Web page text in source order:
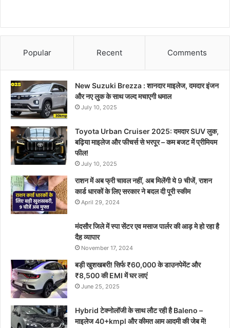
Popular Recent Comments
New Suzuki Brezza : शानदार माइलेज, दमदार इंजन
और नए लुक के साथ जल्द मचाएगी धमाल
July 10, 2025
Toyota Urban Cruiser 2025: दमदार SUV लुक,
बढ़िया माइलेज और फीचर्स से भरपूर – कम बजट में प्रीमियम
फील!
July 10, 2025
राशन में अब फ्री चावल नहीं, अब मिलेंगी ये 9 चीजें, राशन
कार्ड धारकों के लिए सरकार ने बदल दी पूरी स्कीम
April 29, 2024
मंदसौर जिले में स्पा सेंटर एव मसाज पार्लर की आड़ मे हो रहा है
दैह व्यापार
November 17, 2024
बड़ी खुशखबरी! सिर्फ ₹60,000 के डाउनपेमेंट और
₹8,500 की EMI में घर लाएं
June 25, 2025
Hybrid टेक्नोलॉजी के साथ लौट रही है Baleno –
माइलेज 40+kmpl और कीमत आम आदमी की जेब में!